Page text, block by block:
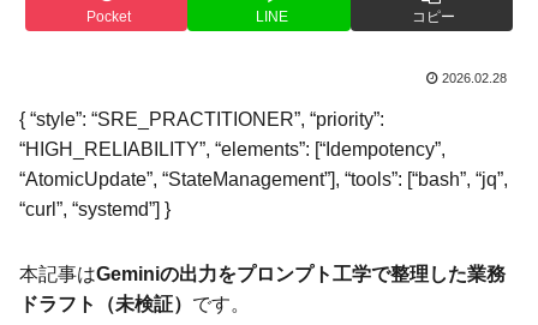
Pocket LINE コピー
2026.02.28
{ “style”: “SRE_PRACTITIONER”, “priority”:
“HIGH_RELIABILITY”, “elements”: [“Idempotency”,
“AtomicUpdate”, “StateManagement”], “tools”: [“bash”, “jq”,
“curl”, “systemd”] }
本記事はGeminiの出力をプロンプト工学で整理した業務
ドラフト（未検証） です。